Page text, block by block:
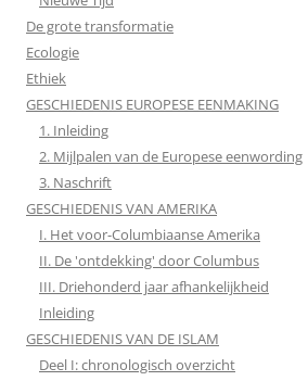
De grote transformatie
Ecologie
Ethiek
GESCHIEDENIS EUROPESE EENMAKING
1. Inleiding
2. Mijlpalen van de Europese eenwording
3. Naschrift
GESCHIEDENIS VAN AMERIKA
I. Het voor-Columbiaanse Amerika
II. De 'ontdekking' door Columbus
III. Driehonderd jaar afhankelijkheid
Inleiding
GESCHIEDENIS VAN DE ISLAM
Deel I: chronologisch overzicht